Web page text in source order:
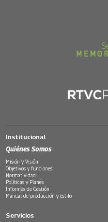
Institucional
Quiénes Somos
Misión y Visión
Objetivos y funciones
Normatividad
Políticas y Planes
Informes de Gestión
Manual de producción y estilo
Servicios